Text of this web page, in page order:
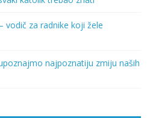
vodič za radnike koji žele
najpoznatiju zmiju naših